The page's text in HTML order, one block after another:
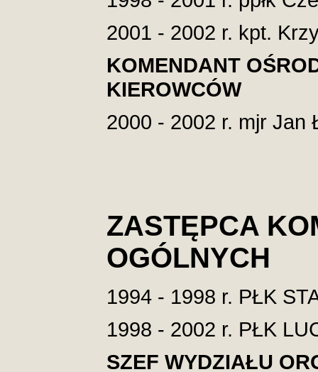
2001 - 2002 r. kpt.
KOMENDANT
KIEROWCÓW
2000 - 2002 r. mjr Jan
ZASTĘPCA
OGÓLNYCH
1994 - 1998 r. PŁK
1998 - 2002 r. PŁK
SZEF WYDZIAŁU